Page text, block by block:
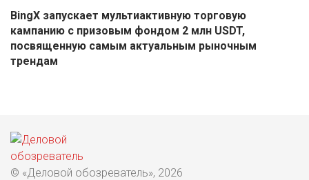
BingX запускает мультиактивную торговую
кампанию с призовым фондом 2 млн USDT,
посвященную самым актуальным рыночным
трендам
© «Деловой обозреватель», 2026